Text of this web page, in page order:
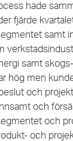
hade
fjärde
samt
samt
hög men
och
och
och
och